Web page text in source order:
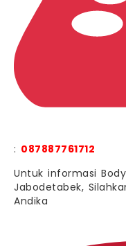
: 087887761712
Untuk informasi
Jabodetabek,
Andika